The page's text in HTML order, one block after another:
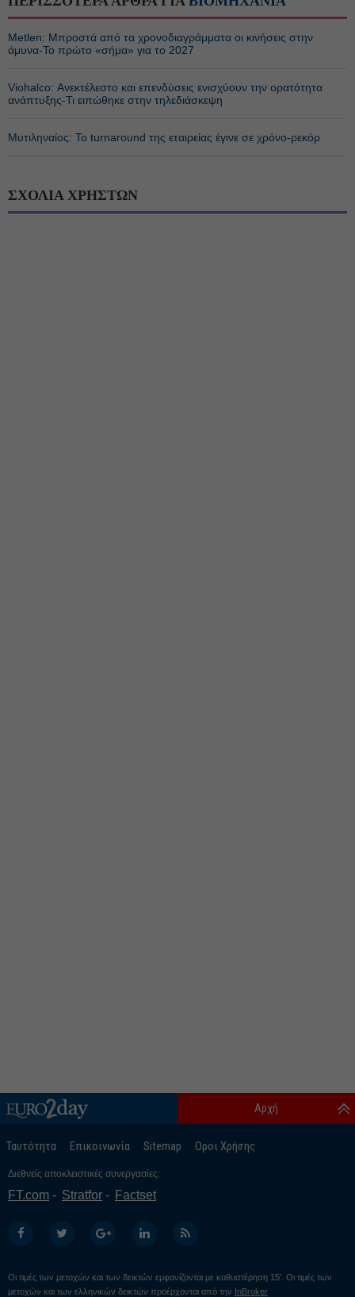
Metlen: Μπροστά από τα χρονοδιαγράμματα οι κινήσεις στην
άμυνα-Το πρώτο «σήμα» για το 2027
Viohalco: Ανεκτέλεστο και επενδύσεις ενισχύουν την ορατότητα
ανάπτυξης-Τι ειπώθηκε στην τηλεδιάσκεψη
Μυτιληναίος: Το turnaround της εταιρείας έγινε σε χρόνο-ρεκόρ
ΣΧΟΛΙΑ ΧΡΗΣΤΩΝ
Ταυτότητα Επικοινωνία Sitemap Οροι Χρήσης
Αρχή
Διεθνείς αποκλειστικές συνεργασίες:
FT.com Stratfor Factset
Οι τιμές των μετοχών και των δεικτών εμφανίζονται με καθυστέρηση 15’. Οι τιμές των
μετοχών και των ελληνικών δεικτών προέρχονται από την InBroker